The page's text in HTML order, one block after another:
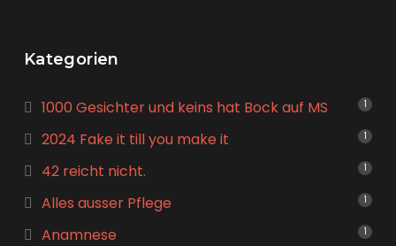
Kategorien
1000 Gesichter und keins hat Bock auf MS 1
2024 Fake it till you make it 1
42 reicht nicht. 1
Alles ausser Pflege 1
Anamnese 1